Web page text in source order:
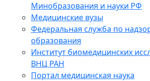
Минобразования и науки РФ
Медицинские вузы
Федеральная служба по
образования
Институт биомедицинских
ВНЦ РАН
Портал медицинская наука